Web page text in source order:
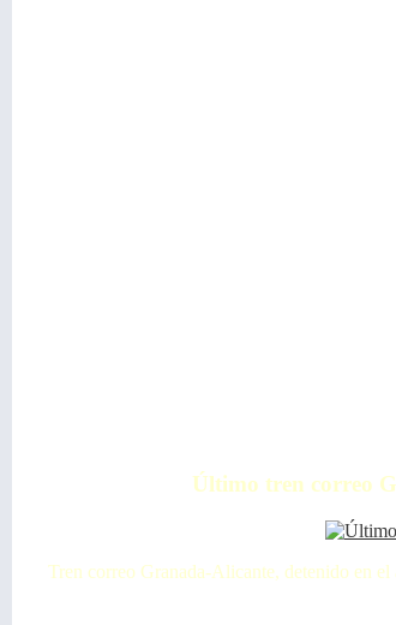
Último tren correo
Tren correo Granada-Alicante, detenido en